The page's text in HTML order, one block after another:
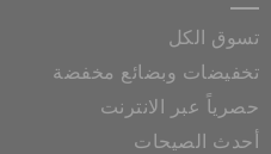
تسوق الكل
تخفيضات وبضائع مخفضة
حصرياً عبر الانترنت
أحدث الصيحات